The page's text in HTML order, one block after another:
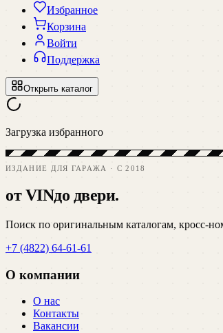
Избранное
Корзина
Войти
Поддержка
Открыть каталог
Загрузка избранного
ИЗДАНИЕ ДЛЯ ГАРАЖА · C 2018
от VINдо двери.
Поиск по оригинальным каталогам, кросс-
+7 (4822) 64-61-61
О компании
О нас
Контакты
Вакансии